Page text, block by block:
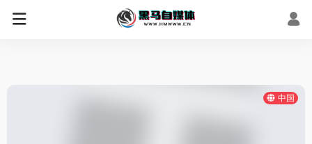
中国